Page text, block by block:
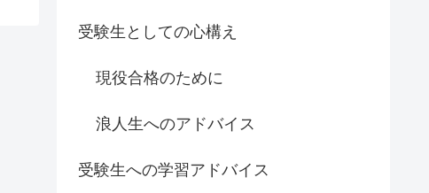
受験生としての心構え
現役合格のために
浪人生へのアドバイス
受験生への学習アドバイス